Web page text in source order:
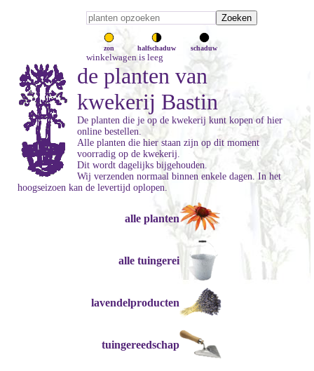
zon halfschaduw schaduw
winkelwagen is leeg
de planten van
kwekerij Bastin
De planten die je op de kwekerij kunt kopen of hier
online bestellen.
Alle planten die hier staan zijn op dit moment
voorradig op de kwekerij.
Dit wordt dagelijks bijgehouden.
Wij verzenden normaal binnen enkele dagen. In het
hoogseizoen kan de levertijd oplopen.
alle planten
alle tuingerei
lavendelproducten
tuingereedschap